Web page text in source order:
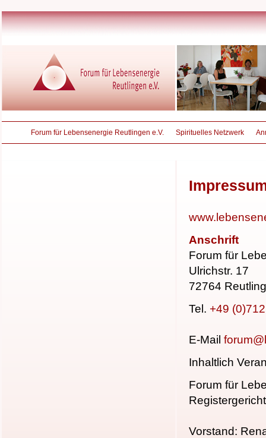
Forum für Lebensenergie Reutlingen e.V. Spirituelles Netzwerk
Anschrift
Forum für
Ulrichstr. 17
72764
Tel. +49
E-Mail
Inhaltlich
Forum für
Vorstand: